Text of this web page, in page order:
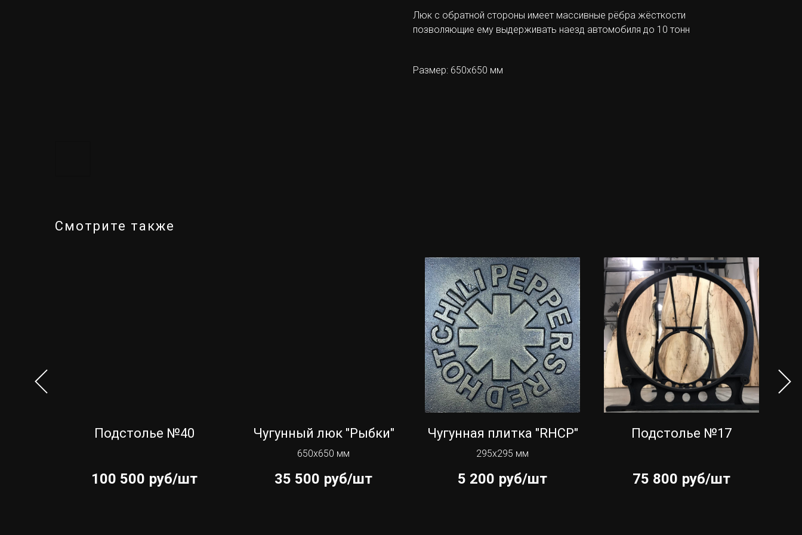
Люк с обратной стороны имеет массивные рёбра жёсткости
позволяющие ему выдерживать наезд автомобиля до 10 тонн
Размер: 650х650 мм
Смотрите также
Подстолье №40
100 500 руб/шт
Чугунный люк "Рыбки"
650х650 мм
35 500 руб/шт
Чугунная плитка "RHCP"
295х295 мм
5 200 руб/шт
Подстолье №17
75 800 руб/шт